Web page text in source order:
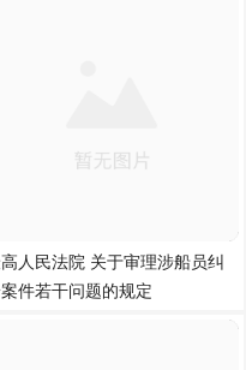
人民法院 关于审理涉船员纠
件若干问题的规定